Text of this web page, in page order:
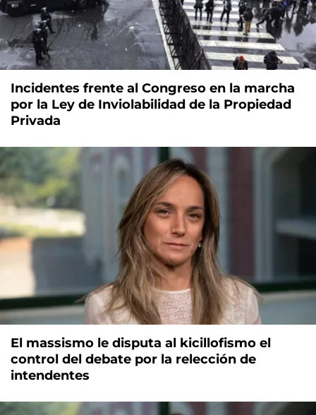
Incidentes frente al Congreso en la marcha
por la Ley de Inviolabilidad de la Propiedad
Privada
El massismo le disputa al kicillofismo el
control del debate por la relección de
intendentes